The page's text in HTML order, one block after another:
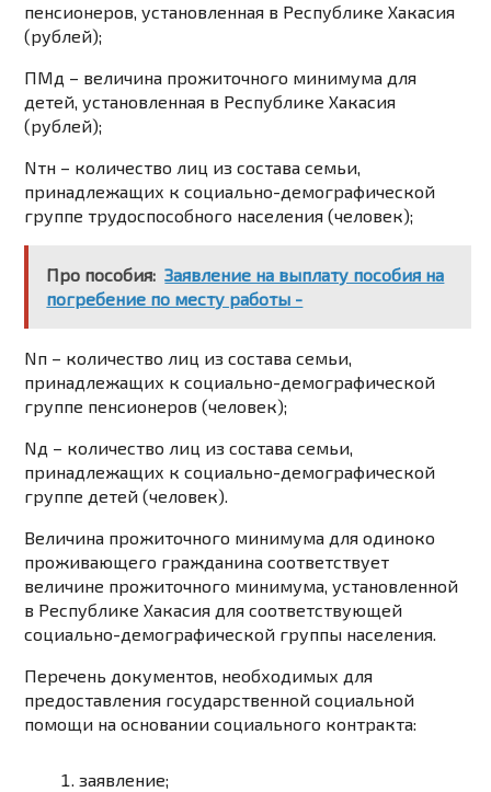
пенсионеров, установленная в Республике Хакасия
(рублей);
ПМд – величина прожиточного минимума для
детей, установленная в Республике Хакасия
(рублей);
Nтн – количество лиц из состава семьи,
принадлежащих к социально-демографической
группе трудоспособного населения (человек);
Про пособия: Заявление на выплату пособия на
погребение по месту работы -
Nп – количество лиц из состава семьи,
принадлежащих к социально-демографической
группе пенсионеров (человек);
Nд – количество лиц из состава семьи,
принадлежащих к социально-демографической
группе детей (человек).
Величина прожиточного минимума для одиноко
проживающего гражданина соответствует
величине прожиточного минимума, установленной
в Республике Хакасия для соответствующей
социально-демографической группы населения.
Перечень документов, необходимых для
предоставления государственной социальной
помощи на основании социального контракта:
заявление;